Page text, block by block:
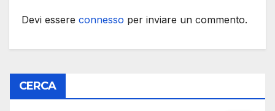
Devi essere connesso per inviare un commento.
CERCA